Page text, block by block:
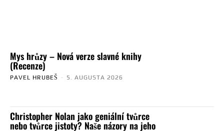
Mys hrůzy – Nová verze slavné knihy
(Recenze)
PAVEL HRUBEŠ - 5. AUGUSTA 2026
Christopher Nolan jako geniální tvůrce
nebo tvůrce jistoty? Naše názory na jeho